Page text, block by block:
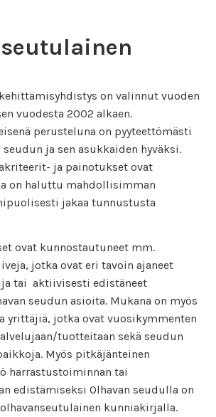
on valinnut vuoden
vuodesta 2002 alkaen.
perusteluna on pyyteettömästi
seudun ja sen asukkaiden hyväksi.
ja painotukset ovat
on haluttu mahdollisimman
jakaa tunnustusta
ovat kunnostautuneet mm.
jotka ovat eri tavoin ajaneet
tai aktiivisesti edistäneet
seudun asioita. Mukana on myös
yrittäjiä, jotka ovat vuosikymmenten
tuotteitaan sekä seudun
Myös pitkäjänteinen
harrastustoiminnan tai
edistämiseksi Olhavan seudulla on
kunniakirjalla.